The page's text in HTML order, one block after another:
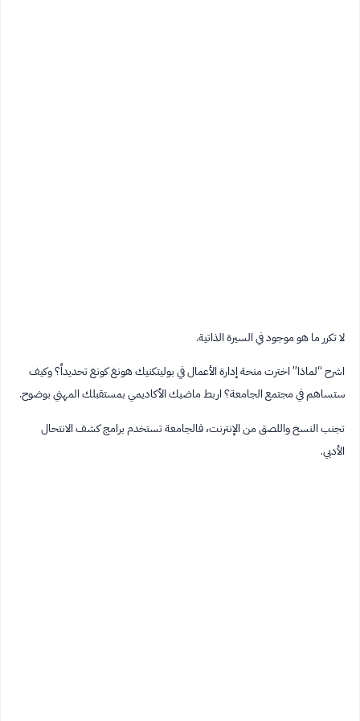
لا تكرر ما هو موجود في السيرة الذاتية.
اشرح “لماذا” اخترت منحة إدارة الأعمال في بوليتكنيك هونغ كونغ تحديداً؟ وكيف
ستساهم في مجتمع الجامعة؟ اربط ماضيك الأكاديمي بمستقبلك المهني بوضوح.
تجنب النسخ واللصق من الإنترنت، فالجامعة تستخدم برامج كشف الانتحال
الأدبي.